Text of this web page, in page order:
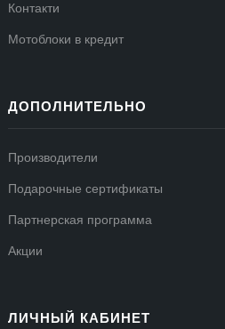
Контакти
Мотоблоки в кредит
ДОПОЛНИТЕЛЬНО
Производители
Подарочные сертификаты
Партнерская программа
Акции
ЛИЧНЫЙ КАБИНЕТ